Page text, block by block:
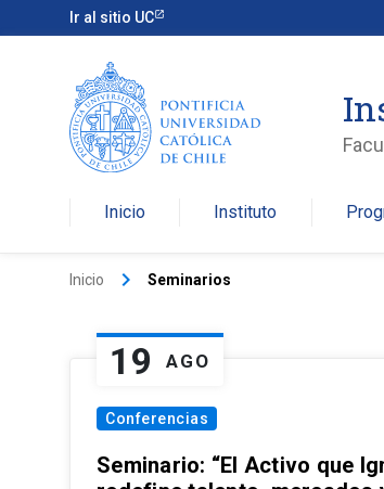
Ir al sitio UC
Inicio Instituto
Inicio keyboard_arrow_right Seminarios
19 AGO
Conferencias
Seminario: “El Activo que